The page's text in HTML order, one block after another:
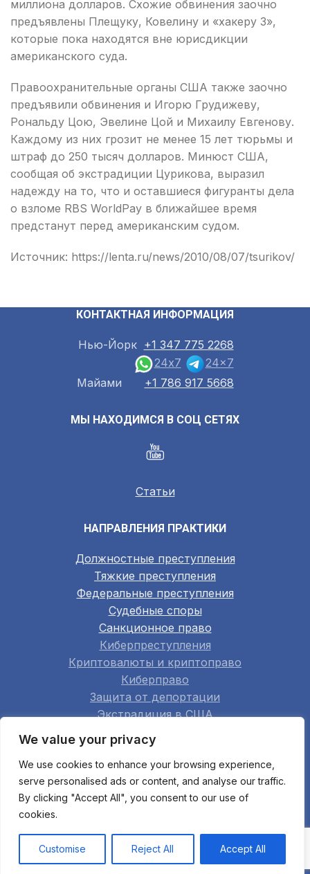
We value your privacy
We use cookies to enhance your browsing experience,
serve personalised ads or content, and analyse our traffic.
By clicking "Accept All", you consent to our use of
cookies.
Customise Reject All Accept All
миллиона долларов. Схожие обвинения заочно
предъявлены Плещуку, Ковелину и «хакеру 3»,
которые пока находятся вне юрисдикции
американского суда.
Правоохранительные органы США также заочно
предъявили обвинения и Игорю Грудижеву,
Рональду Цою, Эвелине Цой и Михаилу Евгенову.
Каждому из них грозит не менее 15 лет тюрьмы и
штраф до 250 тысяч долларов. Минюст США,
сообщая об экстрадиции Цурикова, выразил
надежду на то, что и оставшиеся фигуранты дела
о взломе RBS WorldPay в ближайшее время
предстанут перед американским судом.
Источник: https://lenta.ru/news/2010/08/07/tsurikov/
КОНТАКТНАЯ ИНФОРМАЦИЯ
Нью-Йорк +1 347 775 2268
24x7
24x7
Майами
+1 786 917 5668
МЫ НАХОДИМСЯ В СОЦ СЕТЯХ
Статьи
НАПРАВЛЕНИЯ ПРАКТИКИ
Должностные преступления
Тяжкие преступления
Федеральные преступления
Судебные споры
Санкционное право
Киберпреступления
Криптовалюты и криптоправо
Киберправо
Защита от депортации
Экстрадиция в США
Семейное право
Недвижимость
Строительство
Арбитраж
Апелляции
Все области практики